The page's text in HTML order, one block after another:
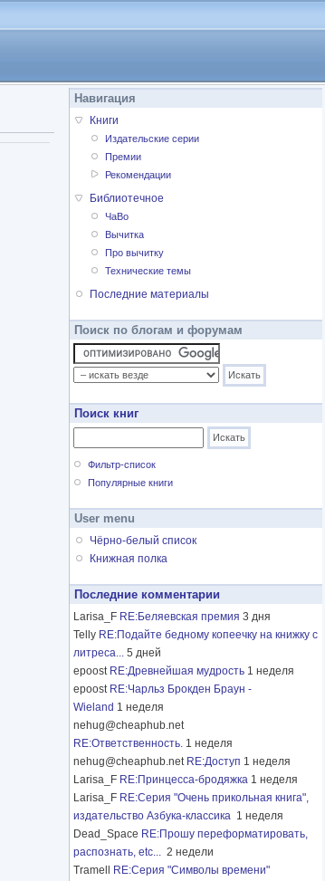
Навигация
Книги
Издательские серии
Премии
Рекомендации
Библиотечное
ЧаВо
Вычитка
Про вычитку
Технические темы
Последние материалы
Поиск по блогам и форумам
Поиск книг
Фильтр-список
Популярные книги
User menu
Чёрно-белый список
Книжная полка
Последние комментарии
Larisa_F RE:Беляевская премия 3 дня
Telly RE:Подайте бедному копеечку на книжку с
литреса... 5 дней
epoost RE:Древнейшая мудрость 1 неделя
epoost RE:Чарльз Брокден Браун -
Wieland 1 неделя
nehug@cheaphub.net
RE:Ответственность. 1 неделя
nehug@cheaphub.net RE:Доступ 1 неделя
Larisa_F RE:Принцесса-бродяжка 1 неделя
Larisa_F RE:Серия "Очень прикольная книга",
издательство Азбука-классика 1 неделя
Dead_Space RE:Прошу переформатировать,
распознать, etc... 2 недели
Tramell
RE:Серия "Символы времени"